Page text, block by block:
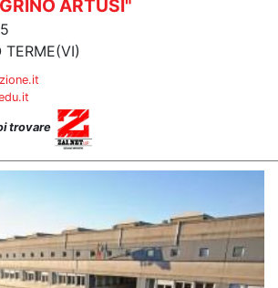
ARTUSI"
TERME(VI)
trovare